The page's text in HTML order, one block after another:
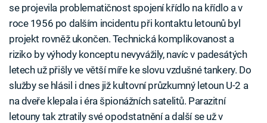
se projevila problematičnost spojení křídlo na křídlo a v
roce 1956 po dalším incidentu při kontaktu letounů byl
projekt rovněž ukončen. Technická komplikovanost a
riziko by výhody konceptu nevyvážily, navíc v padesátých
letech už přišly ve větší míře ke slovu vzdušné tankery. Do
služby se hlásil i dnes již kultovní průzkumný letoun U-2 a
na dveře klepala i éra špionážních satelitů. Parazitní
letouny tak ztratily své opodstatnění a další se už v